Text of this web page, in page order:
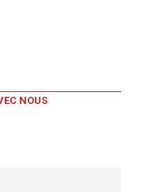
NOUS